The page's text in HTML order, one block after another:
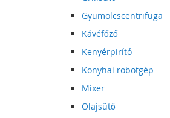
Gyümölcscentrifuga
Kávéfőző
Kenyérpirító
Konyhai robotgép
Mixer
Olajsütő